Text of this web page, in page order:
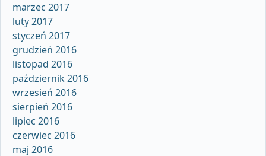
marzec 2017
luty 2017
styczeń 2017
grudzień 2016
listopad 2016
październik 2016
wrzesień 2016
sierpień 2016
lipiec 2016
czerwiec 2016
maj 2016